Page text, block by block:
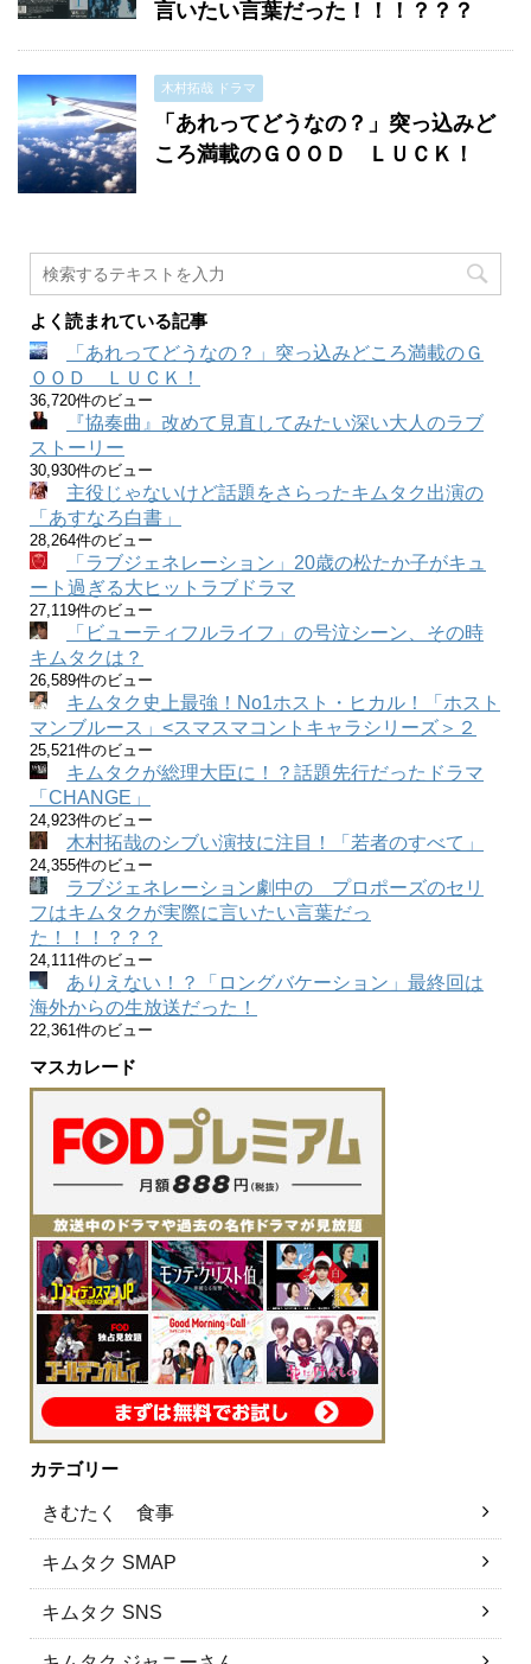
言いたい言葉だった！！！？？？
木村拓哉 ドラマ
「あれってどうなの？」突っ込みど
ころ満載のＧＯＯＤ ＬＵＣＫ！
よく読まれている記事
「あれってどうなの？」突っ込みどころ満載のＧ
ＯＯＤ ＬＵＣＫ！
36,720件のビュー
『協奏曲』改めて見直してみたい深い大人のラブ
ストーリー
30,930件のビュー
主役じゃないけど話題をさらったキムタク出演の
「あすなろ白書」
28,264件のビュー
「ラブジェネレーション」20歳の松たか子がキュ
ート過ぎる大ヒットラブドラマ
27,119件のビュー
「ビューティフルライフ」の号泣シーン、その時
キムタクは？
26,589件のビュー
キムタク史上最強！No1ホスト・ヒカル！「ホスト
マンブルース」<スマスマコントキャラシリーズ＞２
25,521件のビュー
キムタクが総理大臣に！？話題先行だったドラマ
「CHANGE」
24,923件のビュー
木村拓哉のシブい演技に注目！「若者のすべて」
24,355件のビュー
ラブジェネレーション劇中の プロポーズのセリ
フはキムタクが実際に言いたい言葉だっ
た！！！？？？
24,111件のビュー
ありえない！？「ロングバケーション」最終回は
海外からの生放送だった！
22,361件のビュー
マスカレード
カテゴリー
きむたく 食事
キムタク SMAP
キムタク SNS